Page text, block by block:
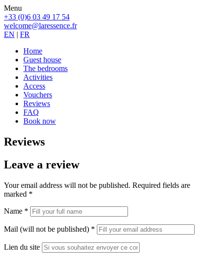
Menu
+33 (0)6 03 49 17 54
welcome@laressence.fr
EN | FR
Home
Guest house
The bedrooms
Activities
Access
Vouchers
Reviews
FAQ
Book now
Reviews
Leave a review
Your email address will not be published. Required fields are
marked *
Name *
Mail (will not be published) *
Lien du site